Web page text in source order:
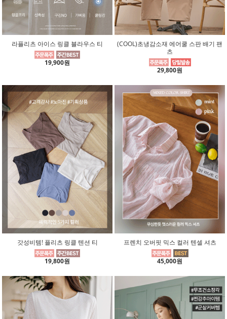
라플리츠 아이스 링클 블라우스 티
19,900원
(COOL)초냉감소재 에어쿨 스판 배기 팬
츠
29,800원
갓성비템! 플리츠 링클 텐션 티
19,800원
프렌치 오버핏 믹스 컬러 텐셀 셔츠
45,000원